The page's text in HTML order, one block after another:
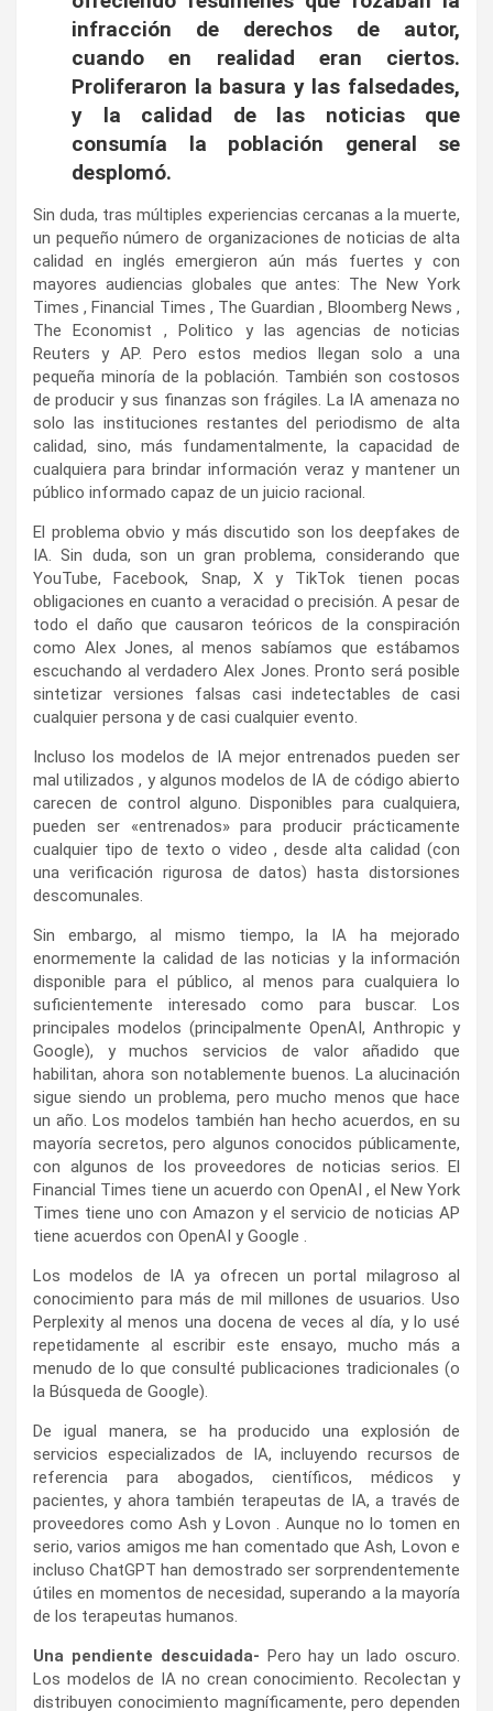
infracción de derechos de autor,
cuando en realidad eran ciertos.
Proliferaron la basura y las falsedades,
y la calidad de las noticias que
consumía la población general se
desplomó.
Sin duda, tras múltiples experiencias cercanas a la muerte,
un pequeño número de organizaciones de noticias de alta
calidad en inglés emergieron aún más fuertes y con
mayores audiencias globales que antes: The New York
Times , Financial Times , The Guardian , Bloomberg News ,
The Economist , Politico y las agencias de noticias
Reuters y AP. Pero estos medios llegan solo a una
pequeña minoría de la población. También son costosos
de producir y sus finanzas son frágiles. La IA amenaza no
solo las instituciones restantes del periodismo de alta
calidad, sino, más fundamentalmente, la capacidad de
cualquiera para brindar información veraz y mantener un
público informado capaz de un juicio racional.
El problema obvio y más discutido son los deepfakes de
IA. Sin duda, son un gran problema, considerando que
YouTube, Facebook, Snap, X y TikTok tienen pocas
obligaciones en cuanto a veracidad o precisión. A pesar de
todo el daño que causaron teóricos de la conspiración
como Alex Jones, al menos sabíamos que estábamos
escuchando al verdadero Alex Jones. Pronto será posible
sintetizar versiones falsas casi indetectables de casi
cualquier persona y de casi cualquier evento.
Incluso los modelos de IA mejor entrenados pueden ser
mal utilizados , y algunos modelos de IA de código abierto
carecen de control alguno. Disponibles para cualquiera,
pueden ser «entrenados» para producir prácticamente
cualquier tipo de texto o video , desde alta calidad (con
una verificación rigurosa de datos) hasta distorsiones
descomunales.
Sin embargo, al mismo tiempo, la IA ha mejorado
enormemente la calidad de las noticias y la información
disponible para el público, al menos para cualquiera lo
suficientemente interesado como para buscar. Los
principales modelos (principalmente OpenAI, Anthropic y
Google), y muchos servicios de valor añadido que
habilitan, ahora son notablemente buenos. La alucinación
sigue siendo un problema, pero mucho menos que hace
un año. Los modelos también han hecho acuerdos, en su
mayoría secretos, pero algunos conocidos públicamente,
con algunos de los proveedores de noticias serios. El
Financial Times tiene un acuerdo con OpenAI , el New York
Times tiene uno con Amazon y el servicio de noticias AP
tiene acuerdos con OpenAI y Google .
Los modelos de IA ya ofrecen un portal milagroso al
conocimiento para más de mil millones de usuarios. Uso
Perplexity al menos una docena de veces al día, y lo usé
repetidamente al escribir este ensayo, mucho más a
menudo de lo que consulté publicaciones tradicionales (o
la Búsqueda de Google).
De igual manera, se ha producido una explosión de
servicios especializados de IA, incluyendo recursos de
referencia para abogados, científicos, médicos y
pacientes, y ahora también terapeutas de IA, a través de
proveedores como Ash y Lovon . Aunque no lo tomen en
serio, varios amigos me han comentado que Ash, Lovon e
incluso ChatGPT han demostrado ser sorprendentemente
útiles en momentos de necesidad, superando a la mayoría
de los terapeutas humanos.
Una pendiente descuidada- Pero hay un lado oscuro.
Los modelos de IA no crean conocimiento. Recolectan y
distribuyen conocimiento magníficamente, pero dependen